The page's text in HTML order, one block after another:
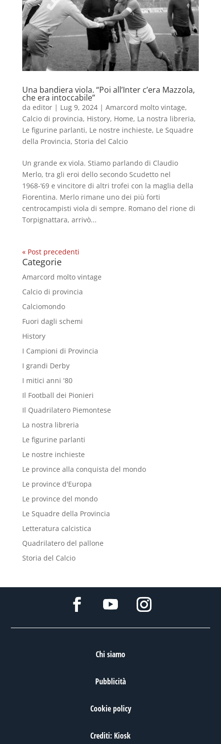
Una bandiera viola. “Poi all’Inter c’era Mazzola,
che era intoccabile”
da editor| Lug 9, 2024| Amarcord molto vintage,
Calcio di provincia, History, Home, La nostra libreria,
Le figurine parlanti, Le nostre inchieste, Le Squadre
della Provincia, Storia del Calcio
Un grande ex viola. Stiamo parlando di Claudio
Merlo, tra gli eroi dello secondo Scudetto nel
1968-‘69 e vincitore di altri trofei con la maglia della
Fiorentina. Merlo rimane uno dei più forti
centrocampisti viola di sempre. Romano del rione di
Torpignattara, arrivò...
« Post precedenti
Categorie
Amarcord molto vintage
Calcio di provincia
Calciomondo
Fuori dagli schemi
History
I Campioni di Provincia
I grandi Derby
I mitici anni '80
Il Football dei Pionieri
Il Quadrilatero Piemontese
La nostra libreria
Le figurine parlanti
Le nostre inchieste
Le province alla conquista del mondo
Le province d'Europa
Le province del mondo
Le Squadre della Provincia
Letteratura calcistica
Quadrilatero del pallone
Storia del Calcio
Chi siamo
Pubblicità
Cookie policy
Crediti: Kiosk